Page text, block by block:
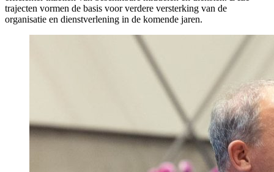
trajecten vormen de basis voor verdere versterking van de
organisatie en dienstverlening in de komende jaren.